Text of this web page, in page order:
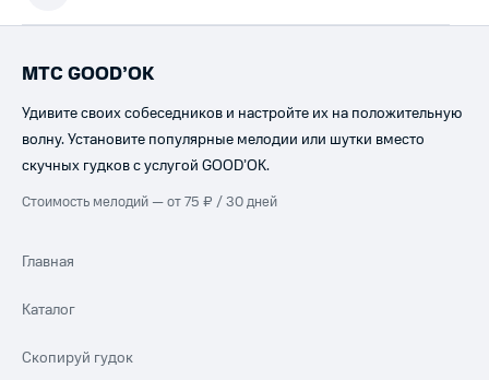
МТС GOOD’OK
Удивите своих собеседников и настройте их на положительную
волну. Установите популярные мелодии или шутки вместо
скучных гудков с услугой GOOD’OK.
Стоимость мелодий — от 75 ₽ / 30 дней
Главная
Каталог
Скопируй гудок